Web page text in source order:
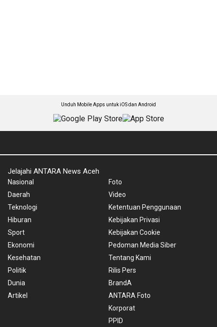
Unduh Mobile Apps untuk iOS dan Android
Jelajahi ANTARA News Aceh
Nasional
Daerah
Teknologi
Hiburan
Sport
Ekonomi
Kesehatan
Politik
Dunia
Artikel
Foto
Video
Ketentuan Penggunaan
Kebijakan Privasi
Kebijakan Cookie
Pedoman Media Siber
Tentang Kami
Rilis Pers
BrandA
ANTARA Foto
Korporat
PPID